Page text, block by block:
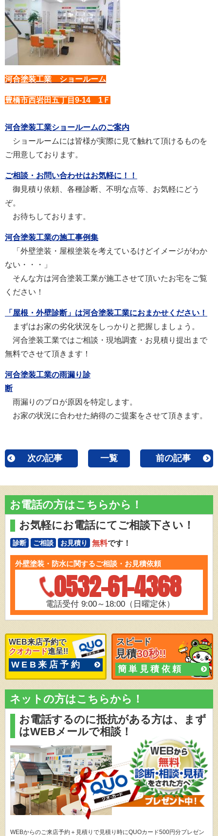
河合塗装工業 ショールーム
豊橋市西岩田五丁目9-14 1Ｆ
河合塗装工業ショールームのご案内
ショールームには皆様が実際に見て触れて頂けるものを
ご用意しております。
ご相談・お問い合わせはお気軽に！！
御見積り依頼、各種診断、不明な点等、お気軽にどう
ぞ。
お待ちしております。
河合塗装工業の施工事例集
「外壁塗装・屋根塗装を考えているけどイメージがわか
ない・・・」
そんな方は河合塗装工業が施工させて頂いたお宅をご覧
ください！
「屋根・外壁診断」は河合塗装工業におまかせください！
まずはお家の劣化状況をしっかりと把握しましょう。
河合塗装工業ではご相談・現地調査・お見積り提出まで
無料でさせて頂きます！
河合塗装工業の雨漏り診
断
雨漏りのプロが原因を特定します。
お家の状況に合わせた納得のご提案をさせて頂きます。
次の記事 一覧 前の記事
お電話の方はこちらから！
お気軽にお電話にてご相談下さい！
診断 ご相談 お見積り 無料です！
外壁塗装・防水に関するご相談・お見積依頼
0532-61-4368
電話受付 9:00～18:00（日曜定休）
WEB来店予約で
クオカード進呈!!
WEB来店予約
スピード
見積30秒!!
簡単見積依頼
ネットの方はこちらから！
お電話するのに抵抗がある方は、
まず
はWEBメールで相談！
WEBからのご来店予約＋見積りで見積り時にQUOカード500円分プレゼン